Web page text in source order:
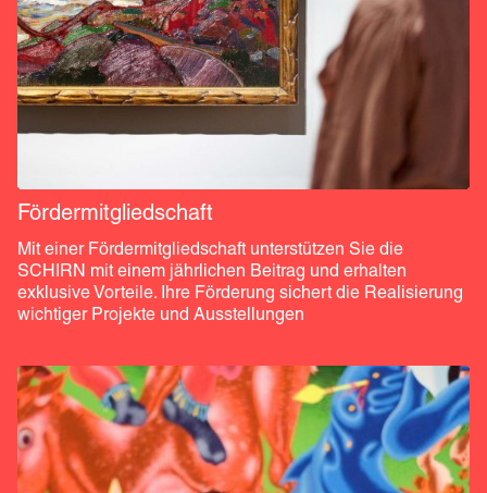
Fördermitgliedschaft
Mit einer Fördermitgliedschaft unterstützen Sie die
SCHIRN mit einem jährlichen Beitrag und erhalten
exklusive Vorteile. Ihre Förderung sichert die Realisierung
wichtiger Projekte und Ausstellungen